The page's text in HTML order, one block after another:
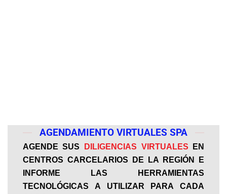
AGENDAMIENTO VIRTUALES SPA
AGENDE SUS DILIGENCIAS VIRTUALES EN
CENTROS CARCELARIOS DE LA REGIÓN E
INFORME LAS HERRAMIENTAS
TECNOLÓGICAS A UTILIZAR PARA CADA